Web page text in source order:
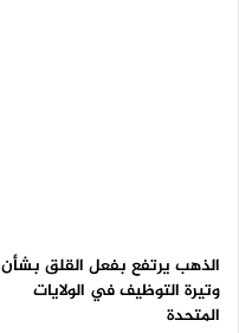
الذهب يرتفع بفعل القلق بشأن
وتيرة التوظيف في الولايات
المتحدة